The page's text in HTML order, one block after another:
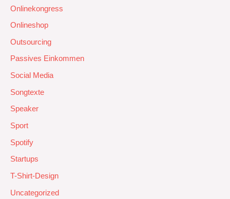
Onlinekongress
Onlineshop
Outsourcing
Passives Einkommen
Social Media
Songtexte
Speaker
Sport
Spotify
Startups
T-Shirt-Design
Uncategorized